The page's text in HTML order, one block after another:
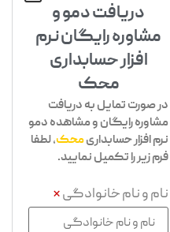
دریافت دمو و
مشاوره رایگان نرم
افزار حسابداری
محک
در صورت تمایل به دریافت
مشاوره رایگان و مشاهده دمو
نرم افزار حسابداریمحک، لطفا
فرم زیر را تکمیل نمایید.
نام و نام خانوادگی*